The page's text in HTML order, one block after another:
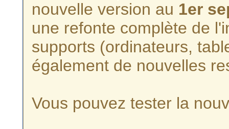
nouvelle version au 1er
une refonte complète de
supports (ordinateurs,
également de nouvelles
Vous pouvez tester la